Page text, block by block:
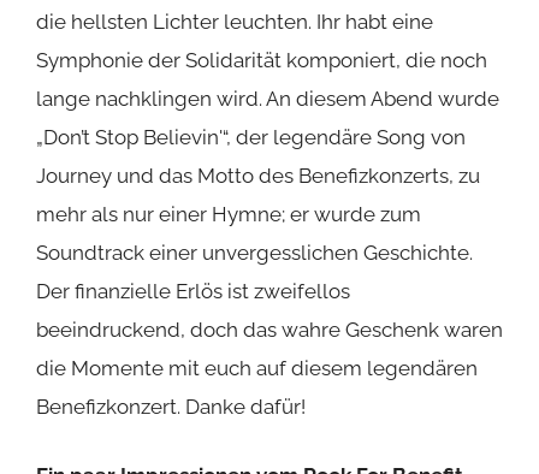
die hellsten Lichter leuchten. Ihr habt eine
Symphonie der Solidarität komponiert, die noch
lange nachklingen wird. An diesem Abend wurde
„Don’t Stop Believin'“, der legendäre Song von
Journey und das Motto des Benefizkonzerts, zu
mehr als nur einer Hymne; er wurde zum
Soundtrack einer unvergesslichen Geschichte.
Der finanzielle Erlös ist zweifellos
beeindruckend, doch das wahre Geschenk waren
die Momente mit euch auf diesem legendären
Benefizkonzert. Danke dafür!